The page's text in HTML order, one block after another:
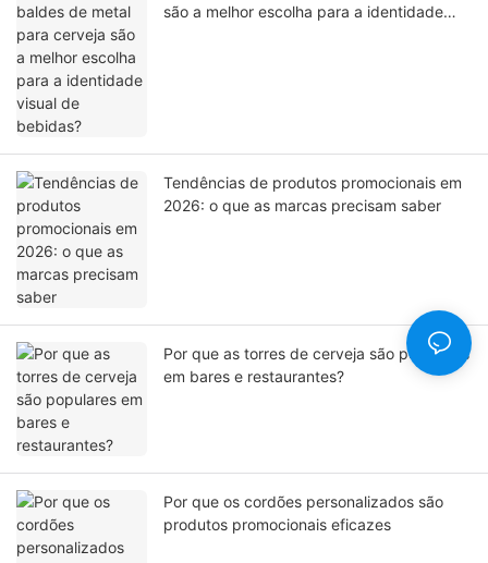
são a melhor escolha para a identidade
Tendências de produtos promocionais em
2026: o que as marcas precisam saber
Por que as torres de cerveja são populares
em bares e restaurantes?
Por que os cordões personalizados são
produtos promocionais eficazes